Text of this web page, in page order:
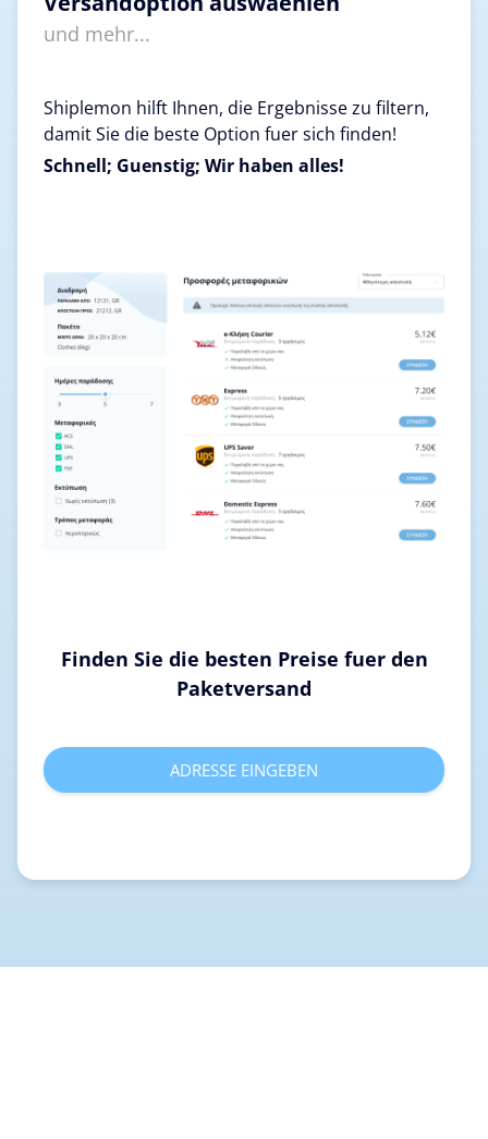
und mehr...
Shiplemon hilft Ihnen, die Ergebnisse zu filtern,
damit Sie die beste Option fuer sich finden!
Schnell; Guenstig; Wir haben alles!
Finden Sie die besten Preise fuer den
Paketversand
ADRESSE EINGEBEN